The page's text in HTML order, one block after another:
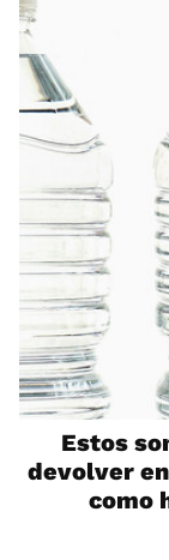
Estos
devolver
como